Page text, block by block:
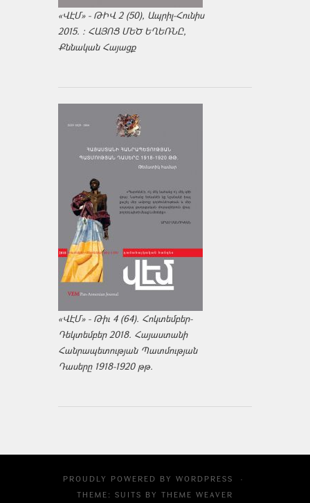
«ՎԷՄ» - ԹԻՎ 2 (50), Ապրիլ-Հունիս
2015. : ՀԱՅՈՑ ՄԵԾ ԵՂԵՌՆԸ,
Քննական Հայացք
«ՎԷՄ» - Թիւ 4 (64). Հոկտեմբեր-
Դեկտեմբեր 2018. Հայաստանի
Հանրապետության Պատմության
Դասերը 1918-1920 թթ.
PROUDLY POWERED BY WORDPRESS
·
THEME: SUITS BY THEME WEAVER